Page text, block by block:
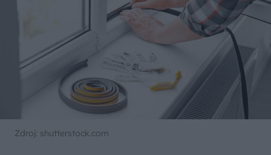
Zdroj: shutterstock.com